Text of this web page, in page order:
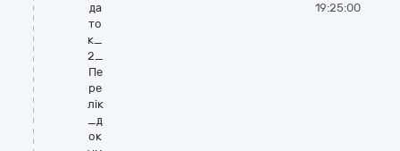
да
то
к_
2_
Пе
ре
лік
_д
ок
19:25:00